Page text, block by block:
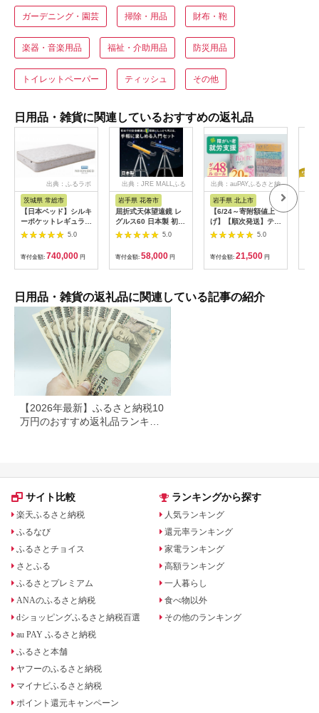
ガーデニング・園芸 掃除・用品 財布・鞄
楽器・音楽用品 福祉・介助用品 防災用品
トイレットペーパー ティッシュ その他
日用品・雑貨に関連しているおすすめの返礼品
出典：ふるラボ
茨城県 常総市
【日本ベッド】シルキ
ーポケットレギュラー
11334 シングル 日本
ベッド シルキーポケ
ットレギュラー シン
グル 通気性 ロングセ
ラー 放湿性 ※沖縄
5.0
寄付金額: 740,000 円
出典：JRE MALLふる
さと納税
岩手県 花巻市
屈折式天体望遠鏡 レ
グルス60 日本製 初心
者用 スマホ撮影 (カラ
ー：オレンジ）
【1835-2】
5.0
寄付金額: 58,000 円
出典：auPAYふるさと納
岩手県 北上市
【6/24～寄附額値上
げ】【順次発送】ティ
ッシュペーパー 20箱
＆ トイレットロール
(ダブル) 48個 福祉施
設支援 日用品 常備品
備蓄品 box ちり紙 テ
ィッシュ パルプ
100％ 無香料 1箱
5.0
寄付金額: 21,500 円
日用品・雑貨の返礼品に関連している記事の紹介
【2026年最新】ふるさと納税10
万円のおすすめ返礼品ランキン
サイト比較
楽天ふるさと納税
ふるなび
ふるさとチョイス
さとふる
ふるさとプレミアム
ANAのふるさと納税
dショッピングふるさと納税百選
au PAY ふるさと納税
ふるさと本舗
ヤフーのふるさと納税
マイナビふるさと納税
ポイント還元キャンペーン
ランキングから探す
人気ランキング
還元率ランキング
家電ランキング
高額ランキング
一人暮らし
食べ物以外
その他のランキング